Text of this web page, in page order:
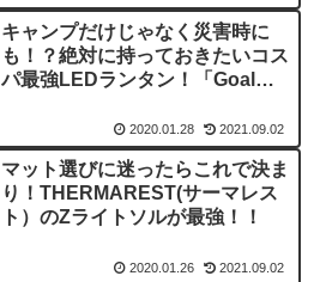
キャンプだけじゃなく災害時に
も！？絶対に持っておきたいコス
パ最強LEDランタン！「Goal
2020.01.28 2021.09.02
マット選びに迷ったらこれで決ま
り！THERMAREST(サーマレス
ト）のZライトソルが最強！！
2020.01.26 2021.09.02